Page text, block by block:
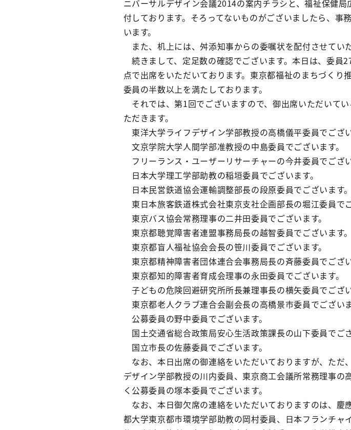
ニバーサルデザイン会議2014の案内チラシと、福祉保健
付しております。そろってないものがございましたら、事
います。
また、机上には、舛添知事からの委嘱状を配付させてい
続きまして、定足数の確認でございます。本日は、委員
点で出席をいただいております。東京都福祉のまちづくり
委員の半数以上を満たしております。
それでは、第1回でございますので、御出席いただいて
ただきます。
東洋大学ライフデザイン学部教授の高橋儀平委員でござい
文京学院大学人間学部准教授の中島委員でございます。
フリーランス・ユーザーリサーチャーの今井委員でござい
日本大学理工学部助教の稲垣委員でございます。
日本民営鉄道協会運輸調整部長の段原委員でございます。
東日本旅客鉄道株式会社東京支社企画部長の堀江委員でご
東京バス協会常務理事の二井田委員でございます。
東京都聴覚障害者連盟事務局長の越智委員でございます。
東京都盲人福祉協会会長の笹川委員でございます。
東京都精神障害者団体連合会事務局長の斉藤委員でござい
東京都知的障害者育成会理事の永田委員でございます。
子どもの危険回避研究所所長兼理事長の横矢委員でござい
東京都老人クラブ連合会副会長の高橋景市委員でございま
公募委員の野中委員でございます。
国土交通省総合政策局安心生活政策課長の山下委員でござ
国立市長の佐藤委員でございます。
なお、本日出席の御連絡をいただいておりますが、ただ
デザイン学部教授の川内委員、東京商工会議所常務理事の
く公募委員の塚本委員でございます。
なお、本日御欠席の連絡をいただいておりますのは、慶
都大学東京都市環境学部助教の岡村委員、日本フランチャ